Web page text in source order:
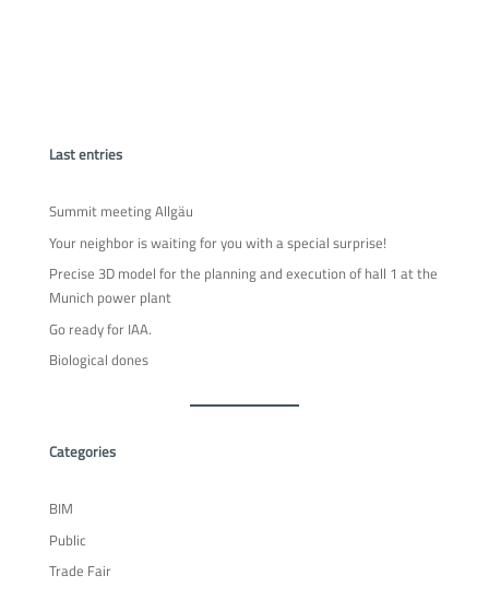
Last entries
Summit meeting Allgäu
Your neighbor is waiting for you with a special surprise!
Precise 3D model for the planning and execution of hall 1 at the
Munich power plant
Go ready for IAA.
Biological dones
Categories
BIM
Public
Trade Fair